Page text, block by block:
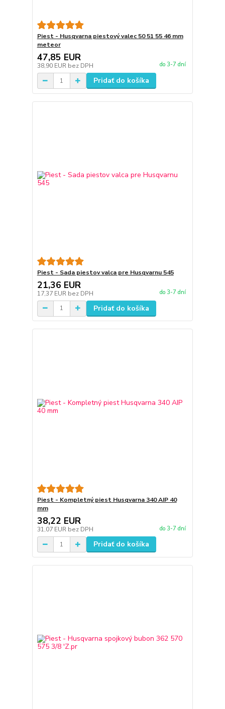
Piest - Husqvarna piestový valec 50 51 55 46 mm
meteor
47,85 EUR
38,90 EUR bez DPH do 3-7 dní
Pridať do košíka
Piest - Sada piestov valca pre Husqvarnu 545
21,36 EUR
17,37 EUR bez DPH do 3-7 dní
Pridať do košíka
Piest - Kompletný piest Husqvarna 340 AIP 40
mm
38,22 EUR
31,07 EUR bez DPH do 3-7 dní
Pridať do košíka